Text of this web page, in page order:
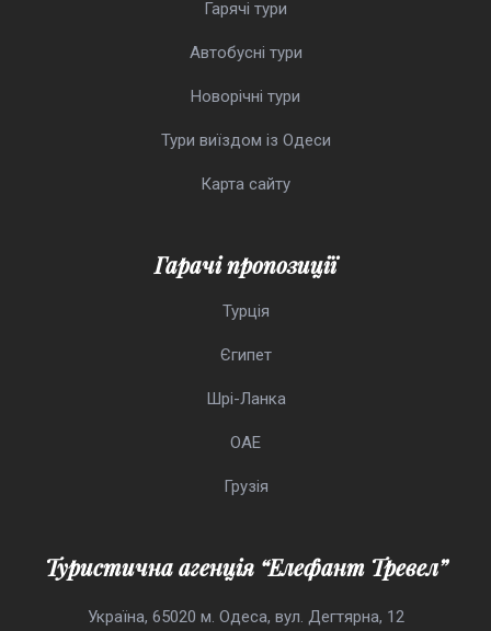
Гарячі тури
Автобусні тури
Новорічні тури
Тури виїздом із Одеси
Карта сайту
Гарачі пропозиції
Турція
Єгипет
Шрі-Ланка
ОАЕ
Грузія
Туристична агенція “Елефант Тревел”
Україна, 65020 м. Одеса, вул. Дегтярна, 12